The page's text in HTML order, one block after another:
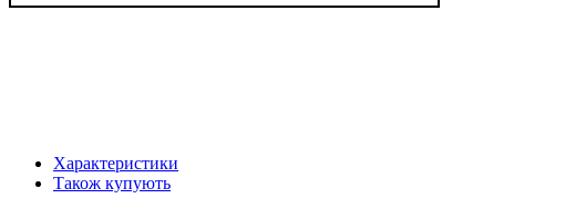
Характеристики
Також купують